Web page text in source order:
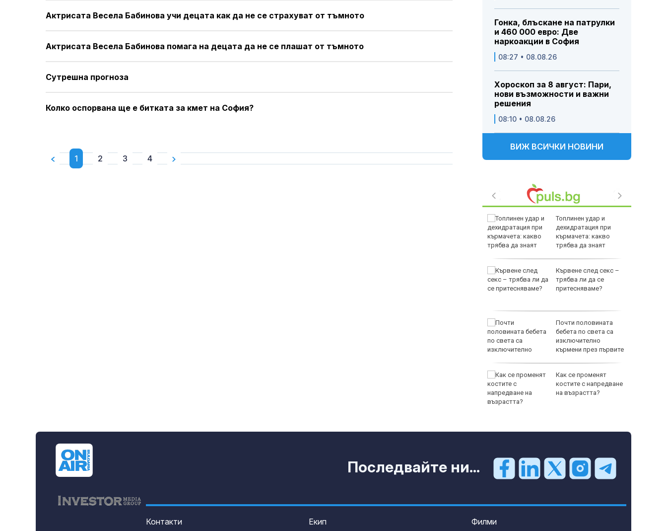
Актрисата Весела Бабинова учи децата как да не се страхуват от тъмното
Актрисата Весела Бабинова помага на децата да не се плашат от тъмното
Сутрешна прогноза
Колко оспорвана ще е битката за кмет на София?
1 2 3 4
Гонка, блъскане на патрулки
и 460 000 евро: Две
наркоакции в София
08:27 • 08.08.26
Хороскоп за 8 август: Пари,
нови възможности и важни
решения
08:10 • 08.08.26
ВИЖ ВСИЧКИ НОВИНИ
Топлинен удар и
дехидратация при
кърмачета: какво
трябва да знаят
Кървене след секс –
трябва ли да се
притесняваме?
Почти половината
бебета по света са
изключително
кърмени през първите
Как се променят
костите с напредване
на възрастта?
Последвайте ни...
Контакти Екип Филми